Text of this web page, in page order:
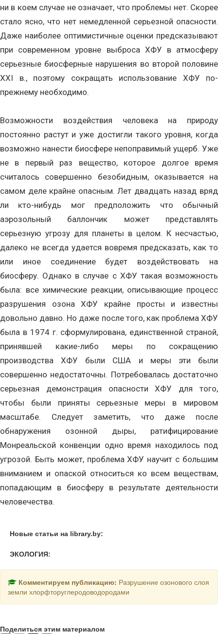
ни в коем случае не означает, что проблемы нет. Скорее
стало ясно, что нет немедленной серьезной опасности.
Даже наиболее оптимистичные оценки предсказывают
при современном уровне выброса ХФУ в атмосферу
серьезные биосферные нарушения во второй половине
XXI в., поэтому сокращать использование ХФУ по-
прежнему необходимо.
Возможности воздействия человека на природу
постоянно растут и уже достигли такого уровня, когда
возможно нанести биосфере непоправимый ущерб. Уже
не в первый раз вещество, которое долгое время
считалось совершенно безобидным, оказывается на
самом деле крайне опасным. Лет двадцать назад вряд
ли кто-нибудь мог предположить что обычный
аэрозольный баллончик может представлять
серьезную угрозу для планеты в целом. К несчастью,
далеко не всегда удается вовремя предсказать, как то
или иное соединение будет воздействовать на
биосферу. Однако в случае с ХФУ такая возможность
была: все химические реакции, описывающие процесс
разрушения озона ХФУ крайне просты и известны
довольно давно. Но даже после того, как проблема ХФУ
была в 1974 г. сформулирована, единственной страной,
принявшей какие-либо меры по сокращению
производства ХФУ были США и меры эти были
совершенно недостаточны. Потребовалась достаточно
серьезная демонстрация опасности ХФУ для того,
чтобы были приняты серьезные меры в мировом
масштабе. Следует заметить, что даже после
обнаружения озонной дыры, ратифицирование
Монреальской конвенции одно время находилось под
угрозой. Быть может, проблема ХФУ научит с большим
вниманием и опаской относиться ко всем веществам,
попадающим в биосферу в результате деятельности
человечества.
Новые статьи на library.by:
ЭКОЛОГИЯ:
Комментируем публикацию: Разрушение озонового слоя
земли хлорфторуглеродоводородами
Поделиться этим материалом